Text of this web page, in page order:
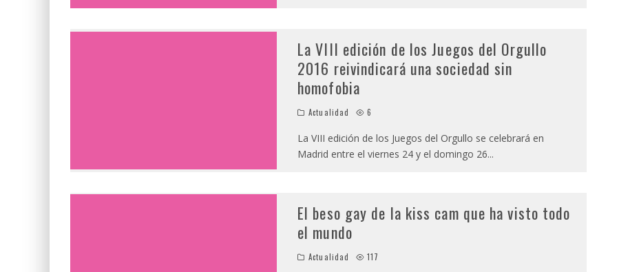
La VIII edición de los Juegos del Orgullo
2016 reivindicará una sociedad sin
homofobia
Actualidad 6
La VIII edición de los Juegos del Orgullo se celebrará en
Madrid entre el viernes 24 y el domingo 26...
El beso gay de la kiss cam que ha visto todo
el mundo
Actualidad 117